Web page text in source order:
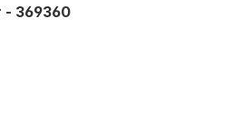
- 369360